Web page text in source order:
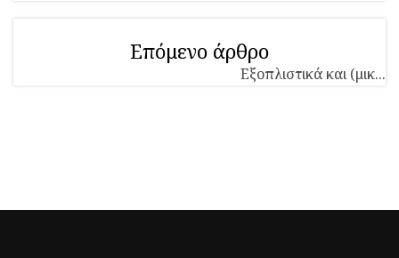
Επόμενο άρθρο
Εξοπλιστικά και (μικ...